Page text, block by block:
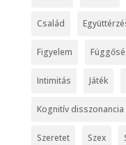
Család
Figyelem
Intimitás Játék
Kognitív disszonancia
Szeretet Szex